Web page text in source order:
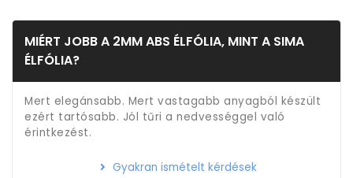
MIÉRT JOBB A 2MM ABS ÉLFÓLIA, MINT A SIMA
ÉLFÓLIA?
Mert elegánsabb. Mert vastagabb anyagból készült
ezért tartósabb. Jól tűri a nedvességgel való
érintkezést.
Gyakran ismételt kérdések